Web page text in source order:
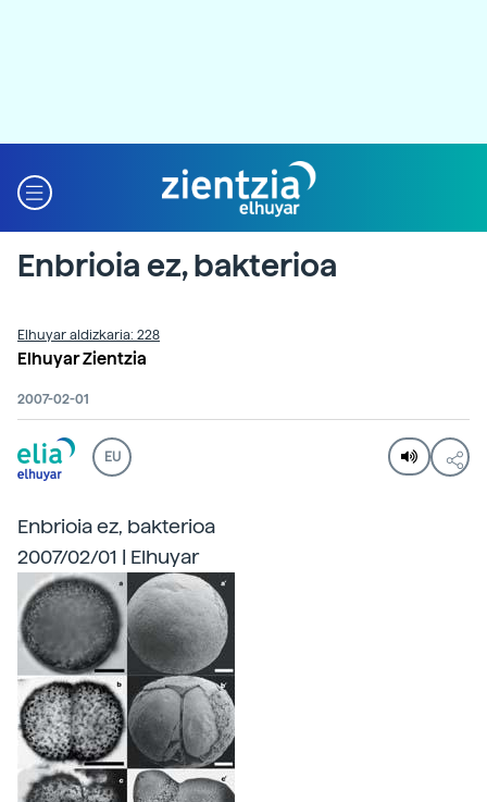
Enbrioia ez, bakterioa
Elhuyar aldizkaria: 228
Elhuyar Zientzia
2007-02-01
EU
Enbrioia ez, bakterioa
2007/02/01 | Elhuyar